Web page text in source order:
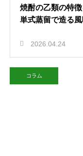
焼酎の乙類の特
単式蒸留で造る
2026.04.24
コラム